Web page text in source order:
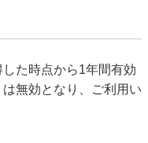
た時点から1年間有効
無効となり、ご利用い